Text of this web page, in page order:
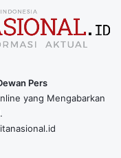
Pers
yang Mengabarkan